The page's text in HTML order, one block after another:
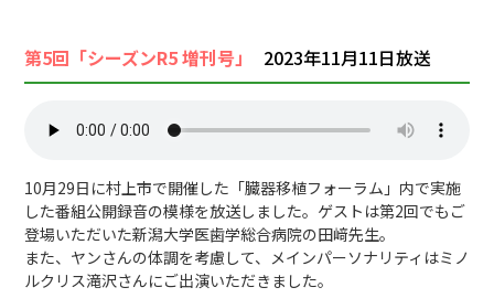
第5回「シーズンR5 増刊号」 2023年11月11日放送
10月29日に村上市で開催した「臓器移植フォーラム」内で実施
した番組公開録音の模様を放送しました。ゲストは第2回でもご
登場いただいた新潟大学医歯学総合病院の田﨑先生。
また、ヤンさんの体調を考慮して、メインパーソナリティはミノ
ルクリス滝沢さんにご出演いただきました。